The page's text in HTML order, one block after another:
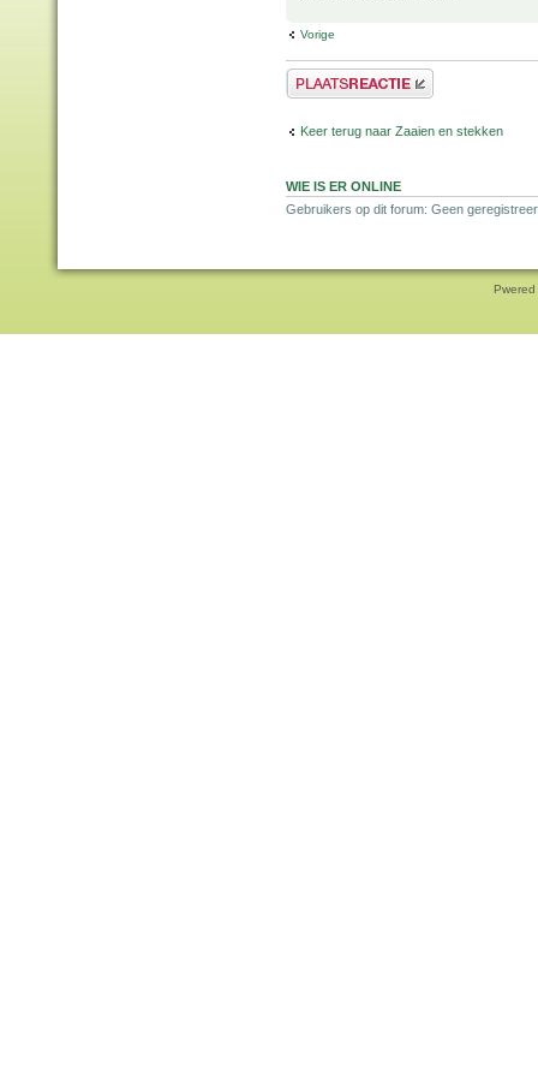
Vorige
Plaats een reactie
Keer terug naar Zaaien en stekken
WIE IS ER ONLINE
Gebruikers op dit forum: Geen